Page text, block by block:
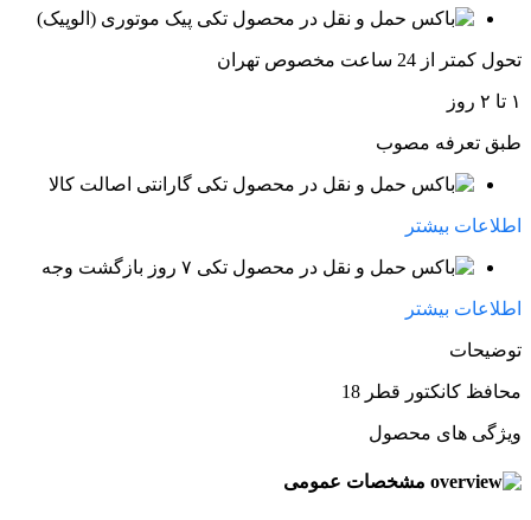
پیک موتوری (الوپیک)
تحول کمتر از 24 ساعت مخصوص تهران
۱ تا ۲ روز
طبق تعرفه مصوب
گارانتی اصالت کالا
اطلاعات بیشتر
۷ روز بازگشت وجه
اطلاعات بیشتر
توضیحات
محافظ کانکتور قطر 18
ویژگی های محصول
مشخصات عمومی